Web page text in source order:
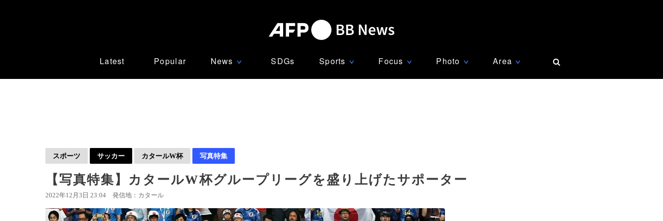
Latest Popular News ∨ SDGs Sports ∨ Focus ∨ Photo ∨ Area ∨
スポーツ サッカー カタールW杯 写真特集
【写真特集】カタールW杯グループリーグを盛り上げたサポーター
2022年12月3日 23:04 発信地：カタール